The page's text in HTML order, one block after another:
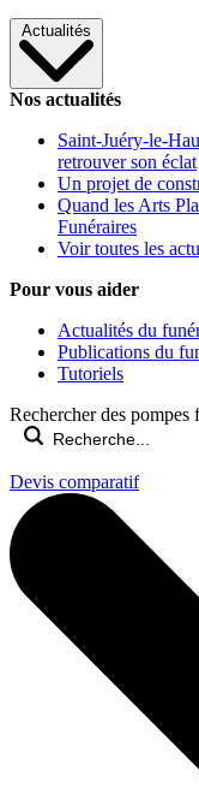
Actualités
Nos actualités
Saint-Juéry-le-
retrouver son éclat
Un projet de
Quand les Arts
Funéraires
Voir toutes les
Pour vous aider
Actualités du
Publications du
Tutoriels
Rechercher des
Devis comparatif